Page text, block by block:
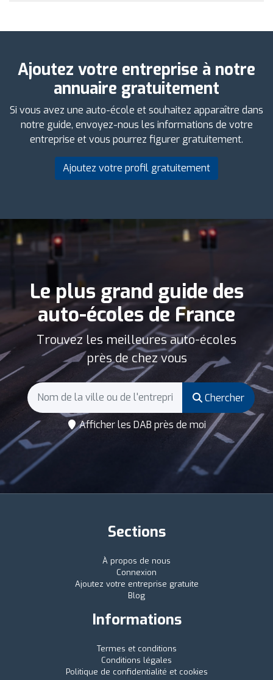
Ajoutez votre entreprise à notre
annuaire gratuitement
Si vous avez une auto-école et souhaitez apparaître dans
notre guide, envoyez-nous les informations de votre
entreprise et vous pourrez figurer gratuitement.
Ajoutez votre profil gratuitement
Le plus grand guide des
auto-écoles de France
Trouvez les meilleures auto-écoles
près de chez vous
Chercher
Afficher les DAB près de moi
Sections
À propos de nous
Connexion
Ajoutez votre entreprise gratuite
Blog
Informations
Termes et conditions
Conditions légales
Politique de confidentialité et cookies